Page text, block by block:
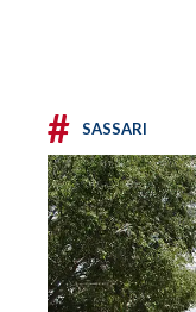
# SASSARI